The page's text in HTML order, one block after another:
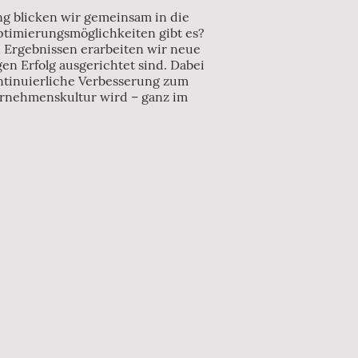
blicken wir gemeinsam in die
gibt es?
erarbeiten wir neue
Erfolg ausgerichtet sind. Dabei
Verbesserung zum
wird – ganz im